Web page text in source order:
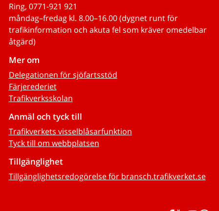
Ring, 0771-921 921
måndag–fredag kl. 8.00–16.00 (dygnet runt för
trafikinformation och akuta fel som kräver omedelbar
åtgärd)
Mer om
Delegationen för sjöfartsstöd
Färjerederiet
Trafikverksskolan
Anmäl och tyck till
Trafikverkets visselblåsarfunktion
Tyck till om webbplatsen
Tillgänglighet
Tillgänglighetsredogörelse för bransch.trafikverket.se